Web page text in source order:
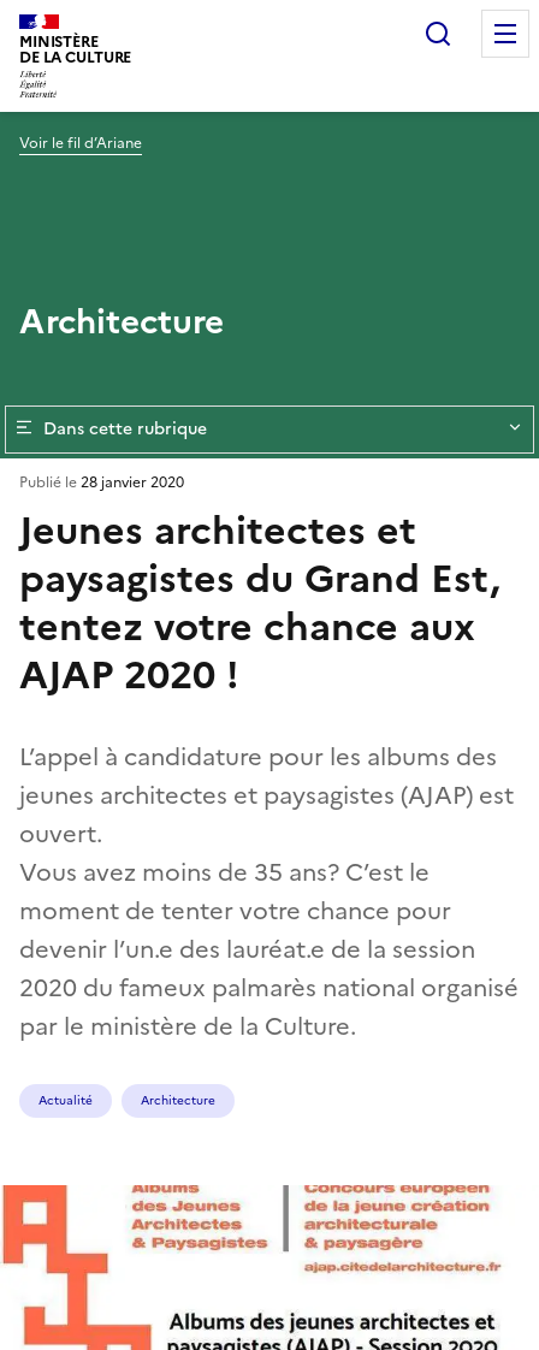
MINISTÈRE
DE LA CULTURE
Voir le fil d’Ariane
Architecture
Dans cette rubrique
Jeunes architectes et
paysagistes du Grand Est,
tentez votre chance aux
AJAP 2020 !
L’appel à candidature pour les albums des
jeunes architectes et paysagistes (AJAP) est
ouvert.
Vous avez moins de 35 ans? C’est le
moment de tenter votre chance pour
devenir l’un.e des lauréat.e de la session
2020 du fameux palmarès national organisé
par le ministère de la Culture.
Publié le28 janvier 2020
Actualité Architecture